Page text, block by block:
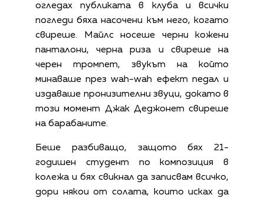
огледах публиката в клуба и всички
погледи бяха насочени към него, когато
свиреше. Майлс носеше черни кожени
панталони, черна риза и свиреше на
черен тромпет, звукът на който
минаваше през wah-wah ефект педал и
издаваше пронизителни звуци, докато в
този момент Джак Деджонет свиреше
на барабаните.
Беше разбиващо, защото бях 21-
годишен студент по композиция в
колежа и бях свикнал да записвам всичко,
дори някои от солата, които исках да